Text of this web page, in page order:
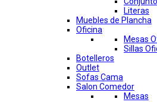
Literas
Muebles de Plancha
Oficina
Mesas
Sillas
Botelleros
Outlet
Sofas Cama
Salon Comedor
Mesas